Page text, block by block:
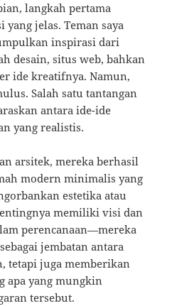
langkah pertama
jelas. Teman saya
inspirasi dari
desain, situs web, bahkan
ide kreatifnya. Namun,
Salah satu tantangan
antara ide-ide
yang realistis.
arsitek, mereka berhasil
modern minimalis yang
estetika atau
memiliki visi dan
perencanaan—mereka
jembatan antara
tetapi juga memberikan
apa yang mungkin
tersebut.